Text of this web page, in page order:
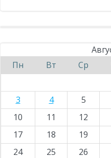
Пн
Вт Ср
3
4 5
10
11 12
17
18 19
24
25 26